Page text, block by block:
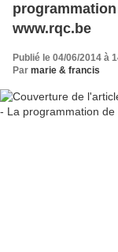
www.rqc.be
Publié le 04/06/2014 à
Par marie & francis